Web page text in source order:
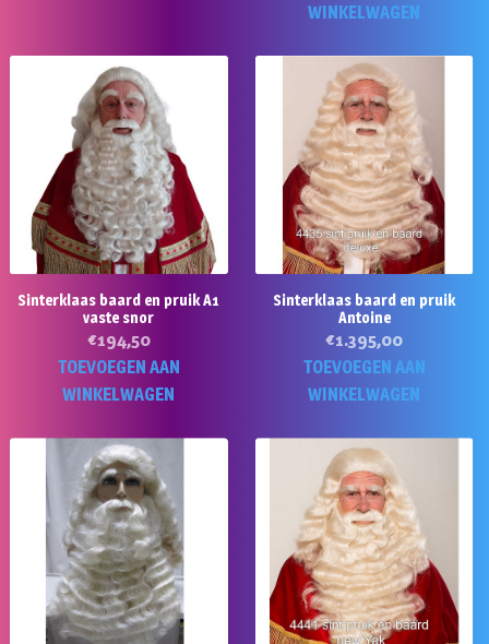
WINKELWAGEN
Sinterklaas baard en pruik A1
vaste snor
€194,50
TOEVOEGEN AAN
WINKELWAGEN
Sinterklaas baard en pruik
Antoine
€1.395,00
TOEVOEGEN AAN
WINKELWAGEN